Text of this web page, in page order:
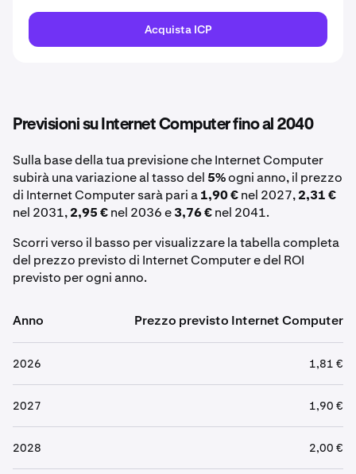
Acquista ICP
Previsioni su Internet Computer fino al 2040
Sulla base della tua previsione che Internet Computer
subirà una variazione al tasso del 5%ogni anno, il prezzo
di Internet Computer sarà pari a1,90 €nel 2027,2,31 €
nel 2031,2,95 €nel 2036 e3,76 €nel 2041.
Scorri verso il basso per visualizzare la tabella completa
del prezzo previsto di Internet Computer e del ROI
previsto per ogni anno.
Anno Prezzo previsto Internet Computer
2026 1,81 €
2027 1,90 €
2028 2,00 €